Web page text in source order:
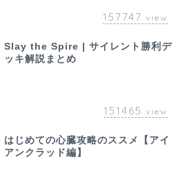
157747 view
Slay the Spire | サイレント勝利デ
ッキ解説まとめ
151465 view
はじめての心臓攻略のススメ【アイ
アンクラッド編】